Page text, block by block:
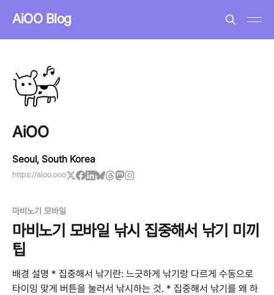
AiOO Blog
AiOO
Seoul, South Korea
https://aioo.ooo
마비노기 모바일
마비노기 모바일 낚시 집중해서 낚기 미끼
팁
배경 설명 * 집중해서 낚기란: 느긋하게 낚기랑 다르게 수동으로
타이밍 맞게 버튼을 눌러서 낚시하는 것. * 집중해서 낚기를 왜 하